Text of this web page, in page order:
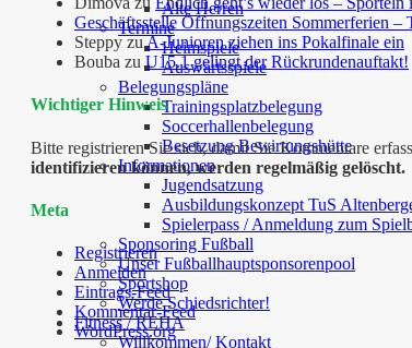
Alte Herren
Termine
Heimspiele
Auswärtsspiele
Belegungspläne
Trainingsplatzbelegung
Soccerhallenbelegung
Besetzung Bewirtungshütte
Informationen
Jugendsatzung
Ausbildungskonzept TuS
Spielerpass / Anmeldung zum
Sponsoring Fußball
Unser Fußballhauptsponsorenpool
Sportshop
Werde Schiedsrichter!
Fitness / REHA
Willkommen/ Kontakt
Geschäftsstelle Öffnungszeiten Sommerferien –
SteppyzuA-Junioren ziehen ins Pokalfinale ein
Bouba zuU15.1 gelingt der Rückrundenauftakt!
Wichtiger Hinweis
Bitte registrieren Sie sich, damit Sie Kommentare
identifizieren können, werden regelmäßig gelöscht.
Meta
Registrieren
Anmelden
Eintrags-Feed
Kommentar-Feed
WordPress.org